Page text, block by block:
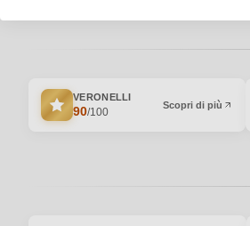
VERONELLI
90/100
Scopri di più